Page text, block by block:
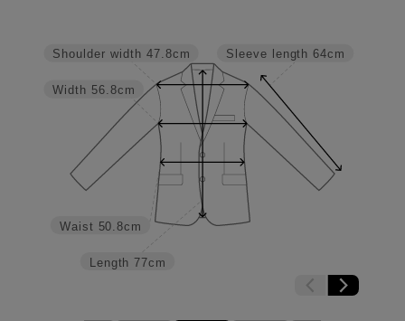
Sleeve length 64cm
Length 77cm
Waist 50.8cm
Width 56.8cm
Shoulder width 47.8cm